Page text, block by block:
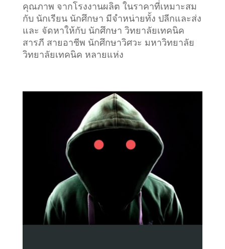
คุณภาพ จากโรงงานผลิต ในราคาที่เหมาะสม
กับ นักเรียน นักศึกษา มีจำหน่ายทั้ง ปลีกและส่ง
และ จัดหาให้กับ นักศึกษา วิทยาลัยเทคนิค
สารภี สายอาชีพ นักศึกษาวิศวะ มหาวิทยาลัย
วิทยาลัยเทคนิค หลายแห่ง